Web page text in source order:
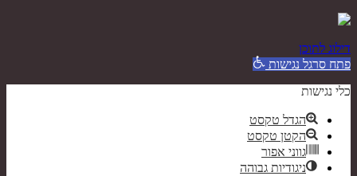
דילוג לתוכן
פתח סרגל נגישות
כלי נגישות
הגדל טקסט
הקטן טקסט
גווני אפור
ניגודיות גבוהה